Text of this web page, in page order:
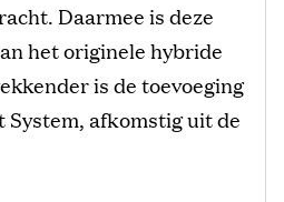
Daarmee is deze
het originele hybride
is de toevoeging
System, afkomstig uit de